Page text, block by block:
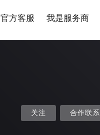
官方客服 我是服务商
关注 合作联系